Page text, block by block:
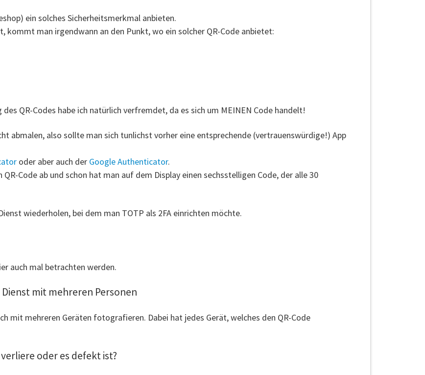
ein solches Sicherheitsmerkmal anbieten.
kommt man irgendwann an den Punkt, wo ein solcher QR-Code anbietet:
QR-Codes habe ich natürlich verfremdet, da es sich um MEINEN Code handelt!
abmalen, also sollte man sich tunlichst vorher eine entsprechende (vertrauenswürdige!) App
oder aber auch der Google Authenticator.
Code ab und schon hat man auf dem Display einen sechsstelligen Code, der alle 30
wiederholen, bei dem man TOTP als 2FA einrichten möchte.
auch mal betrachten werden.
mit mehreren Personen
mit mehreren Geräten fotografieren. Dabei hat jedes Gerät, welches den QR-Code
oder es defekt ist?